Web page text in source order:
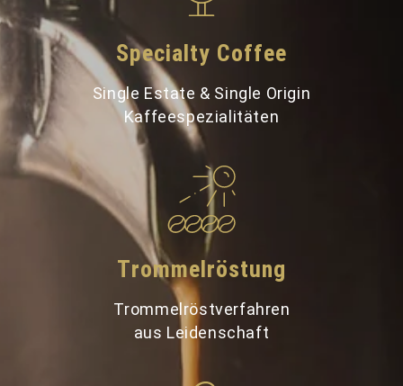
Specialty Coffee
Single Estate & Single Origin
Kaffeespezialitäten
Trommelröstung
Trommelröstverfahren
aus Leidenschaft